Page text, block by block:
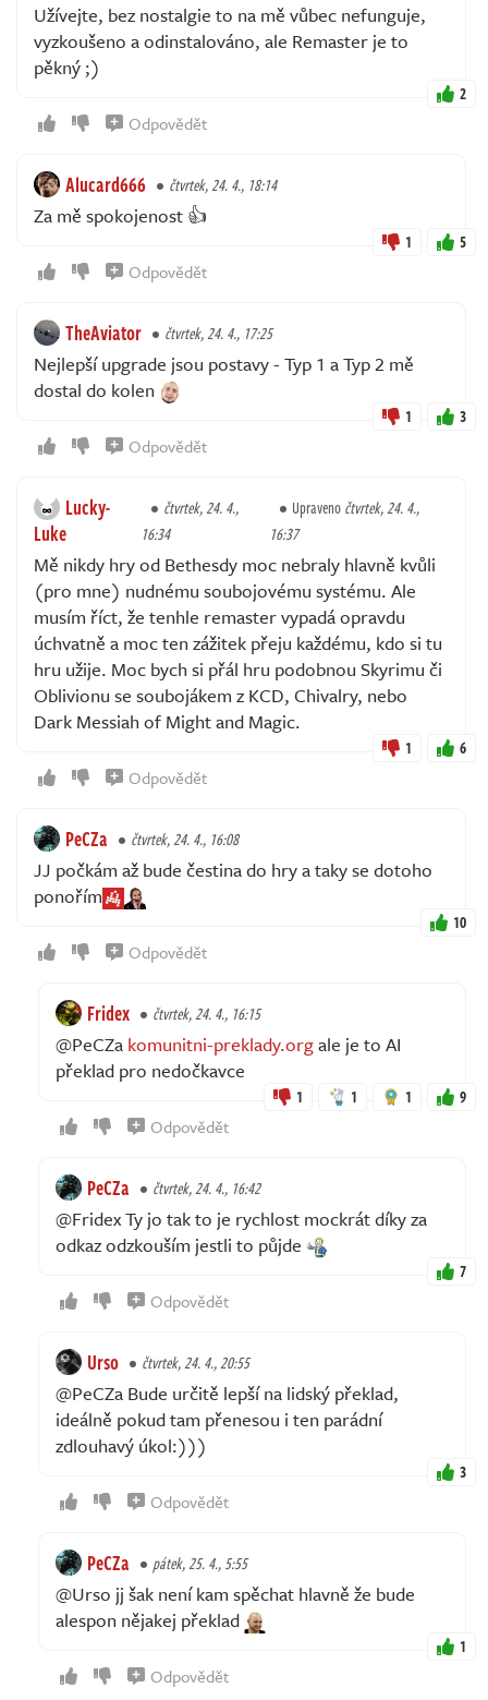
Užívejte, bez nostalgie to na mě vůbec nefunguje,
vyzkoušeno a odinstalováno, ale Remaster je to
pěkný ;)
2
Odpovědět
Alucard666 čtvrtek, 24. 4., 18:14
Za mě spokojenost 👍
1 5
Odpovědět
TheAviator čtvrtek, 24. 4., 17:25
Nejlepší upgrade jsou postavy - Typ 1 a Typ 2 mě
dostal do kolen
1 3
Odpovědět
Lucky-
Luke
čtvrtek, 24. 4.,
16:34
Upravenočtvrtek, 24. 4.,
16:37
Mě nikdy hry od Bethesdy moc nebraly hlavně kvůli
(pro mne) nudnému soubojovému systému. Ale
musím říct, že tenhle remaster vypadá opravdu
úchvatně a moc ten zážitek přeju každému, kdo si tu
hru užije. Moc bych si přál hru podobnou Skyrimu či
Oblivionu se soubojákem z KCD, Chivalry, nebo
Dark Messiah of Might and Magic.
1 6
Odpovědět
PeCZa čtvrtek, 24. 4., 16:08
JJ počkám až bude čestina do hry a taky se dotoho
ponořím
10
Odpovědět
Fridex čtvrtek, 24. 4., 16:15
@PeCZa komunitni-preklady.orgale je to AI
překlad pro nedočkavce
1 1 1 9
Odpovědět
PeCZa čtvrtek, 24. 4., 16:42
@Fridex Ty jo tak to je rychlost mockrát díky za
odkaz odzkouším jestli to půjde
7
Odpovědět
Urso čtvrtek, 24. 4., 20:55
@PeCZa Bude určitě lepší na lidský překlad,
ideálně pokud tam přenesou i ten parádní
zdlouhavý úkol:)))
3
Odpovědět
PeCZa pátek, 25. 4., 5:55
@Urso jj šak není kam spěchat hlavně že bude
alespon nějakej překlad
1
Odpovědět